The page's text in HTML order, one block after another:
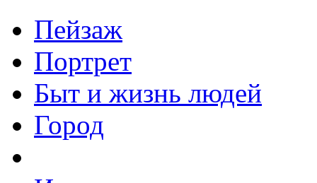
Пейзаж
Портрет
Быт и жизнь людей
Город